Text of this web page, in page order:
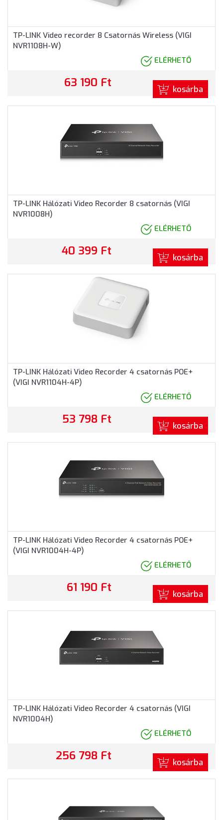
TP-LINK Video recorder 8 Csatornás Wireless (VIGI
NVR1108H-W)
ELÉRHETŐ
63 190 Ft kosárba
TP-LINK Hálózati Video Recorder 8 csatornás (VIGI
NVR1008H)
ELÉRHETŐ
40 399 Ft kosárba
TP-LINK Hálózati Video Recorder 4 csatornás POE+
(VIGI NVR1104H-4P)
ELÉRHETŐ
53 798 Ft kosárba
TP-LINK Hálózati Video Recorder 4 csatornás POE+
(VIGI NVR1004H-4P)
ELÉRHETŐ
61 190 Ft kosárba
TP-LINK Hálózati Video Recorder 4 csatornás (VIGI
NVR1004H)
ELÉRHETŐ
256 798 Ft kosárba